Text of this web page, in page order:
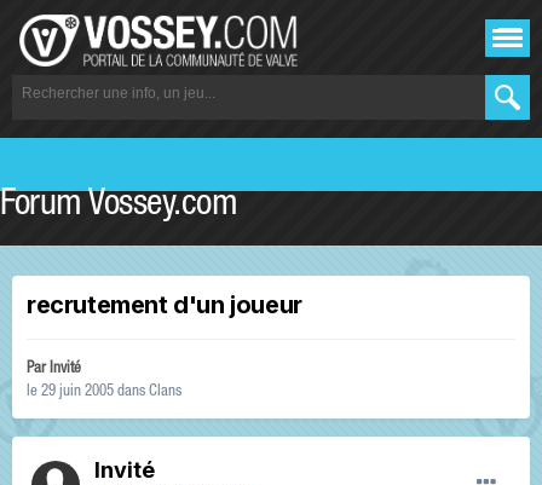
Forum Vossey.com
recrutement d'un joueur
Par Invité
le 29 juin 2005 dans Clans
Invité